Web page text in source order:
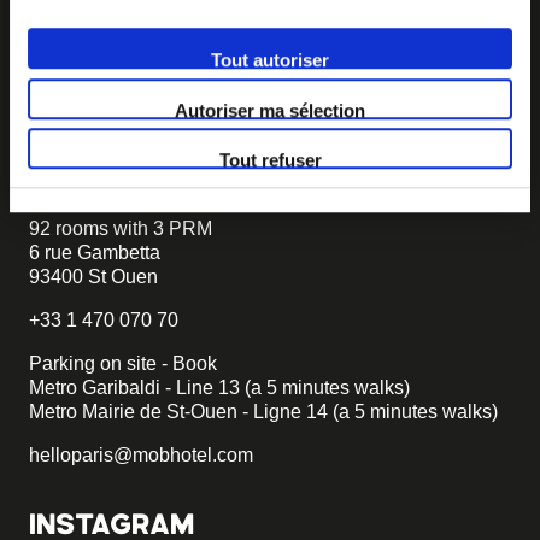
Tout autoriser
Autoriser ma sélection
Tout refuser
If you want to create your own MOB HOTEL and belong
just write to us and tell us about your
project, we will tell you how to become MOB.
becomemob@mobhotel.com
FIND MOB HOTEL
92 rooms with 3 PRM
6 rue Gambetta
93400 St Ouen
+33 1 470 070 70
Parking on site - Book
Metro Garibaldi - Line 13 (a 5 minutes walks)
Metro Mairie de St-Ouen - Ligne 14 (a 5 minutes walks)
helloparis@mobhotel.com
INSTAGRAM